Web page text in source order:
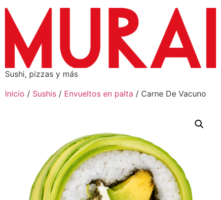
Sushi, pizzas y más
Inicio / Sushis / Envueltos en palta / Carne De Vacuno